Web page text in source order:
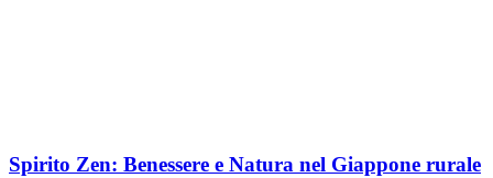
Spirito Zen: Benessere e Natura nel Giappone rurale